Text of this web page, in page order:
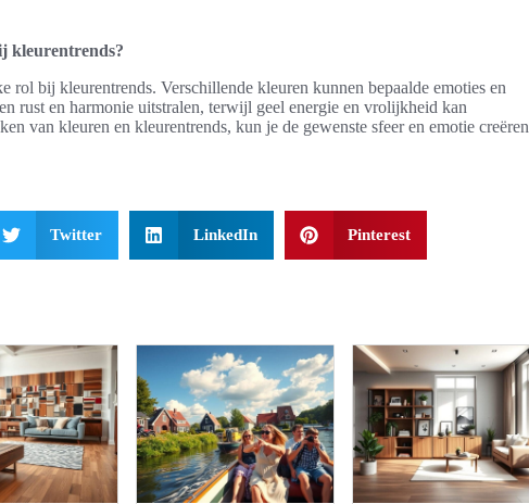
kleurentrends?
rol bij kleurentrends. Verschillende kleuren kunnen bepaalde emoties en
rust en harmonie uitstralen, terwijl geel energie en vrolijkheid kan
van kleuren en kleurentrends, kun je de gewenste sfeer en emotie creëren
Twitter LinkedIn Pinterest